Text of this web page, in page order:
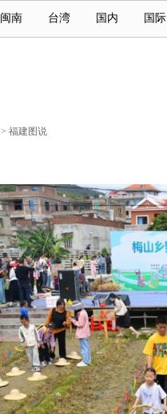
闽南 台湾 国内 国际
> 福建图说